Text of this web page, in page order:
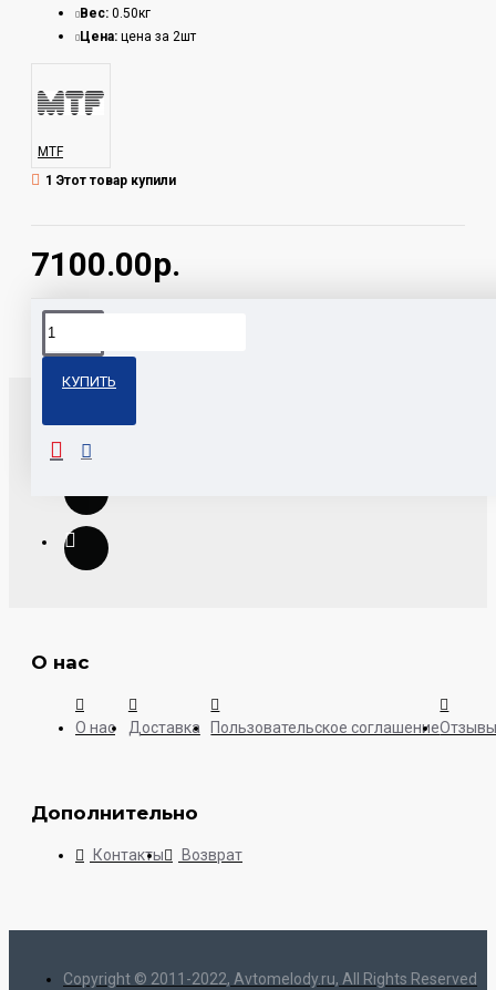
7100.00р.
Вес: 0.50кг
Цена: цена за 2шт
MTF
1 Этот товар купили
КУПИТЬ
Теги:
О нас
О нас Доставка Пользовательское соглашение
Дополнительно
Контакты Возврат
Copyright © 2011-2022, Avtomelody.ru, All Rights Reserved